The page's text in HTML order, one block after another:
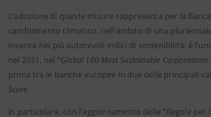
L’adozione di queste misure rappresenta per la
cambiamento climatico, nell’ambito di una
inserita nei più autorevoli indici di sostenibilità: è
nel 2021, nel “Global 100 Most Sustainable
prima tra le banche europee in due delle principali
Score.
In particolare, con l’aggiornamento delle “Regole